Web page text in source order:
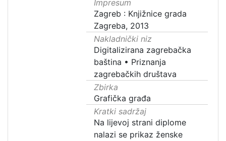
Impresum
Zagreb : Knjižnice grada
Zagreba, 2013
Nakladnički niz
Digitalizirana zagrebačka
baština • Priznanja
zagrebačkih društava
Zbirka
Grafička građa
Kratki sadržaj
Na lijevoj strani diplome
nalazi se prikaz ženske